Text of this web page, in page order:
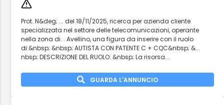
Prot. N&deg; ... del 18/11/2025, ricerca per azienda cliente
specializzata nel settore delle telecomunicazioni, operante
nella zona di... Avellino, una figura da inserire con il ruolo
di:&nbsp; &nbsp; AUTISTA CON PATENTE C + CQC&nbsp; &...
nbsp; DESCRIZIONE DEL RUOLO: &nbsp; La risorsa...
GUARDA L'ANNUNCIO